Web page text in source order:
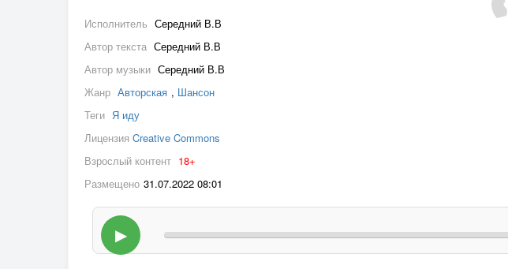
Исполнитель Середний В.В
Автор текста Середний В.В
Автор музыки Середний В.В
Жанр Авторская , Шансон
Теги Я иду
Лицензия Creative Commons
Взрослый контент 18+
Размещено 31.07.2022 08:01
▶